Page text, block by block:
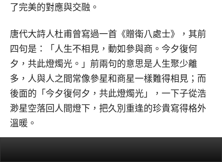
了完美的對應與交融。
唐代大詩人杜甫曾寫過一首《贈衛八處士》，其前
四句是：「人生不相見，動如參與商。今夕復何
夕，共此燈燭光。」前兩句的意思是人生聚少離
多，人與人之間常像參星和商星一樣難得相見；而
後面的「今夕復何夕，共此燈燭光」，一下子從浩
渺星空落回人間燈下，把久別重逢的珍貴寫得格外
溫暖。